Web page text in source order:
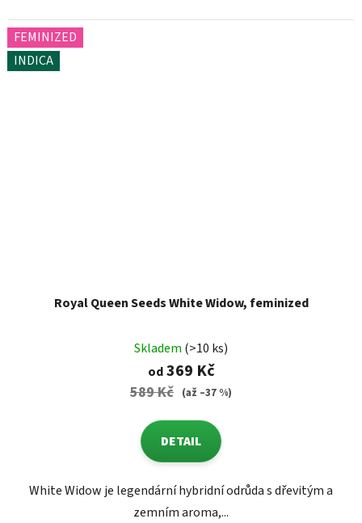
FEMINIZED
INDICA
Royal Queen Seeds White Widow, feminized
Skladem (>10 ks)
od369 Kč
589 Kč (až –37 %)
DETAIL
White Widow je legendární hybridní odrůda s dřevitým a
zemním aroma,...